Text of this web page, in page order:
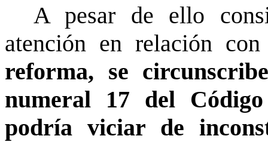
A pesar de ello
atención en relación
reforma, se
numeral 17 del
podría viciar de